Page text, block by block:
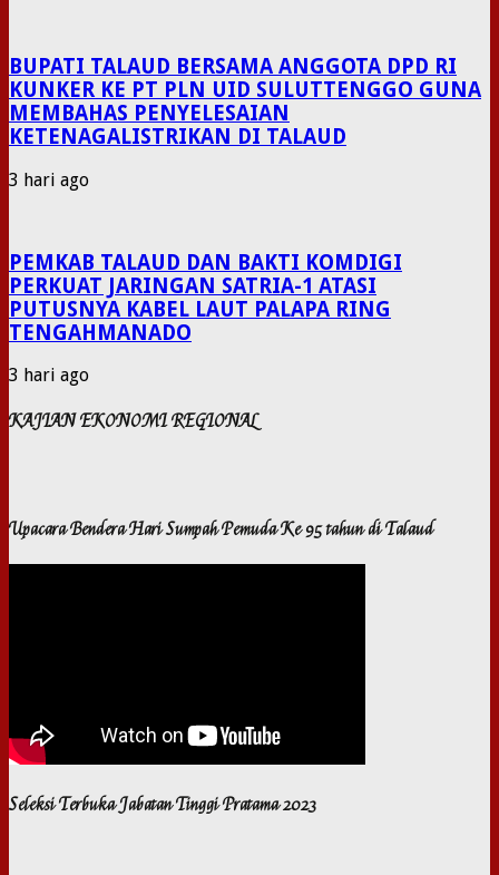
BUPATI TALAUD BERSAMA ANGGOTA DPD RI
KUNKER KE PT PLN UID SULUTTENGGO GUNA
MEMBAHAS PENYELESAIAN
KETENAGALISTRIKAN DI TALAUD
3 hari ago
PEMKAB TALAUD DAN BAKTI KOMDIGI
PERKUAT JARINGAN SATRIA-1 ATASI
PUTUSNYA KABEL LAUT PALAPA RING
TENGAHMANADO
3 hari ago
KAJIAN EKONOMI REGIONAL
Upacara Bendera Hari Sumpah Pemuda Ke 95 tahun di Talaud
Seleksi Terbuka Jabatan Tinggi Pratama 2023